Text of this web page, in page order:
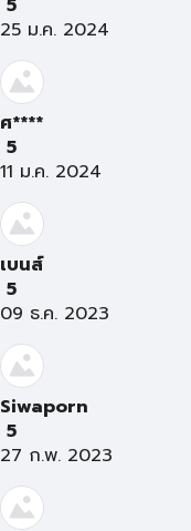
5
25 ม.ค. 2024
ศ****
5
11 ม.ค. 2024
เบนส์
5
09 ธ.ค. 2023
Siwaporn
5
27 ก.พ. 2023